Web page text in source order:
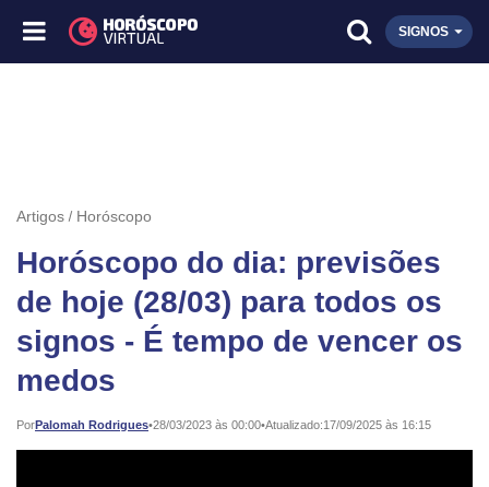
SIGNOS
Artigos Horóscopo
Horóscopo do dia: previsões
de hoje (28/03) para todos os
signos - É tempo de vencer os
medos
PorPalomah Rodrigues•
Publicado: 28/03/2023 às 00:00•Atualizado:17/09/2025 às 16:15